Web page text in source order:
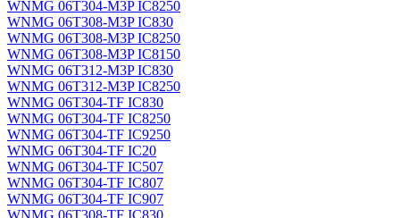
WNMG 06T304-M3P IC8250
WNMG 06T308-M3P IC830
WNMG 06T308-M3P IC8250
WNMG 06T308-M3P IC8150
WNMG 06T312-M3P IC830
WNMG 06T312-M3P IC8250
WNMG 06T304-TF IC830
WNMG 06T304-TF IC8250
WNMG 06T304-TF IC9250
WNMG 06T304-TF IC20
WNMG 06T304-TF IC507
WNMG 06T304-TF IC807
WNMG 06T304-TF IC907
WNMG 06T308-TF IC830